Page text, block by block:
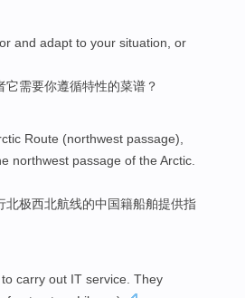
and adapt to your situation, or
它需要你遵循特性的菜谱 ？
Route (northwest passage),
northwest passage of the Arctic.
北极西北航线的中国籍船舶提供指
to carry out IT service They